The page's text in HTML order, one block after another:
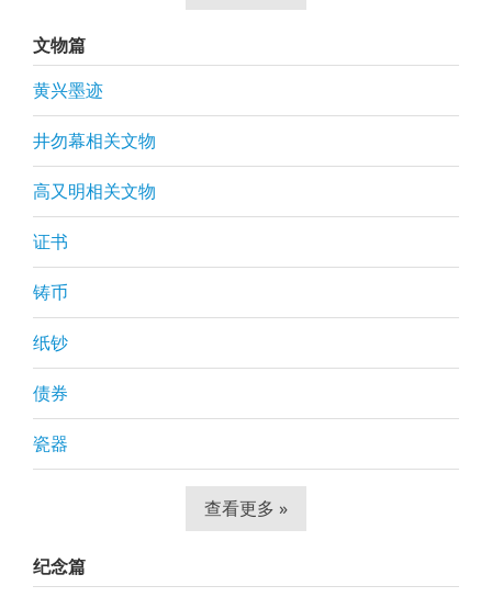
文物篇
黄兴墨迹
井勿幕相关文物
高又明相关文物
证书
铸币
纸钞
债券
瓷器
查看更多 »
纪念篇